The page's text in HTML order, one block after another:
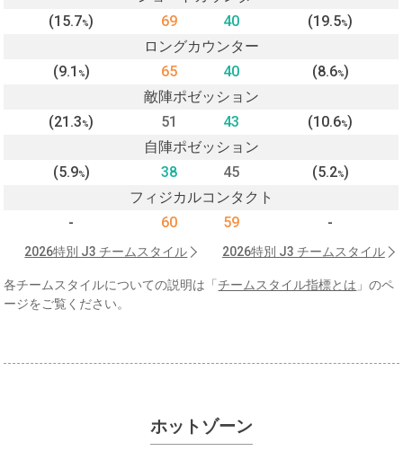
(15.7%) 69 40 (19.5%)
ロングカウンター
(9.1 %) 65 40 (8.6%)
敵陣ポゼッション
(21.3%) 51 43 (10.6%)
自陣ポゼッション
(5.9%) 38 45 (5.2%)
フィジカルコンタクト
-
60 59 -
2026特別 J3 チームスタイル 2026特別 J3 チームスタイル
各チームスタイルについての説明は「 チームスタイル指標とは 」のペ
ージをご覧ください。
ホットゾーン